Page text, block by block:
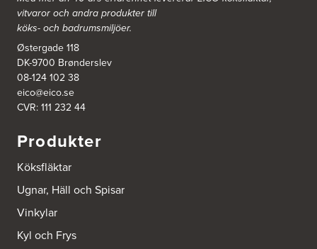
Ballingslöv Arninge
Hantverkarvägen 14
187 66 Täby
Tel.:0046-86300150
http://www.ballingslov.se
Ballingslöv Borås
Tel.:0046-333232502
Ballingslöv Göteborg C
Mölndalsvägen 28
412 63 Göteborg
Tel.:0046-31757500
http://www.ballingslov.se
vitvaror och andra produkter till
köks- och badrumsmiljöer.
Østergade 118
DK-9700 Brønderslev
08-124 102 38
eico@eico.se
CVR: 111 232 44
Produkter
Köksfläktar
Ugnar, Häll och Spisar
Vinkylar
Kyl och Frys